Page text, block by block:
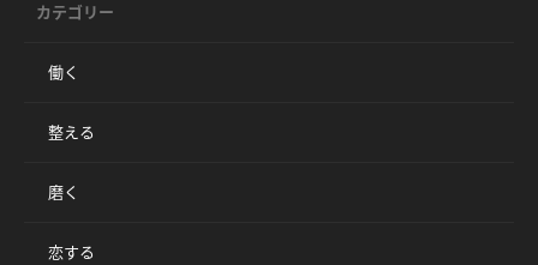
カテゴリー
働く
整える
磨く
恋する